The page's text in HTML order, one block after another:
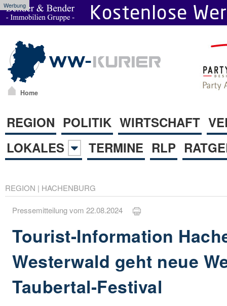
Werbung
Home
REGION POLITIK WIRTSCHAFT
LOKALES
TERMINE RLP
REGION | HACHENBURG
Pressemitteilung vom 22.08.2024
Tourist-Information
Westerwald geht neue
Taubertal-Festival